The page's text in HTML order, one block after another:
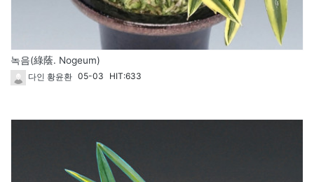
녹음(綠蔭. Nogeum)
다인 황윤환 05-03 HIT:633